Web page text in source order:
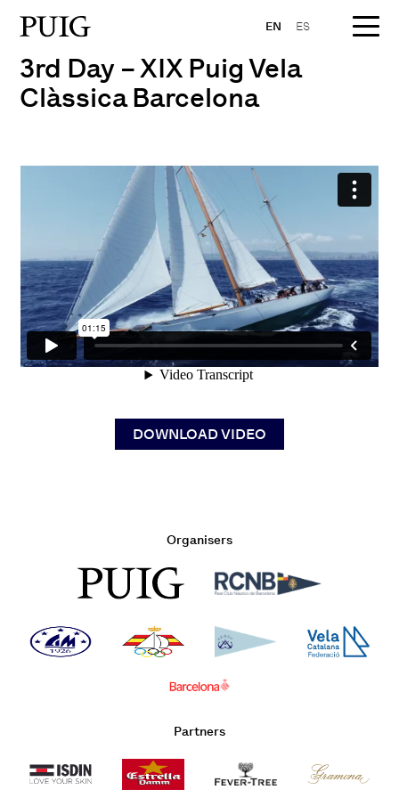
EN ES
3rd Day – XIX Puig Vela
Clàssica Barcelona
DOWNLOAD VIDEO
Organisers
Partners